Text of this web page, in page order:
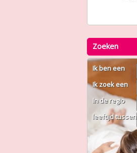
Zoeken
Ik ben een
Ik zoek een
In de regio
leeftijd tussen